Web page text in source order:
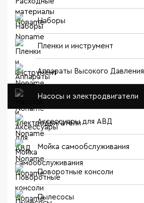
Наборы
Пленки и инструмент
Аппараты Высокого Давления
Насосы и электродвигатели
Аксессуары для АВД
Мойка самообслуживания
Поворотные консоли
Пылесосы